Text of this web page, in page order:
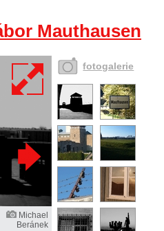
Mauthausen
Michael
Beránek
fotogalerie